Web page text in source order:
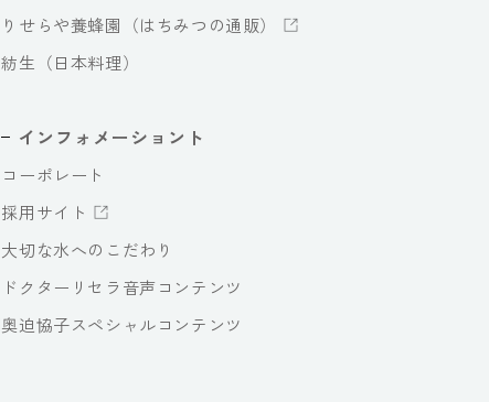
りせらや養蜂園（はちみつの通販）
紡生（日本料理）
インフォメーショント
コーポレート
採用サイト
大切な水へのこだわり
ドクターリセラ音声コンテンツ
奥迫協子スペシャルコンテンツ